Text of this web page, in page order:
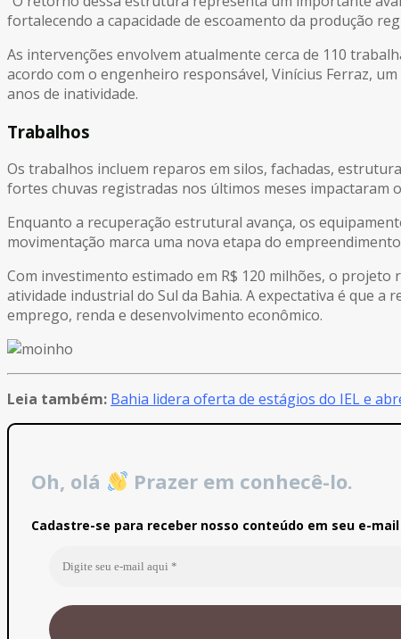
fortalecendo a capacidade de escoamento da produção
As intervenções envolvem atualmente cerca de 110
acordo com o engenheiro responsável, Vinícius Ferraz,
anos de inatividade.
Trabalhos
Os trabalhos incluem reparos em silos, fachadas,
fortes chuvas registradas nos últimos meses impactaram
Enquanto a recuperação estrutural avança, os
movimentação marca uma nova etapa do
Com investimento estimado em R$ 120 milhões, o
atividade industrial do Sul da Bahia. A expectativa é que
emprego, renda e desenvolvimento econômico.
Leia também: Bahia lidera oferta de estágios do IEL e
Oh, olá Prazer em conhecê-lo.
Cadastre-se para receber nosso conteúdo em seu e-